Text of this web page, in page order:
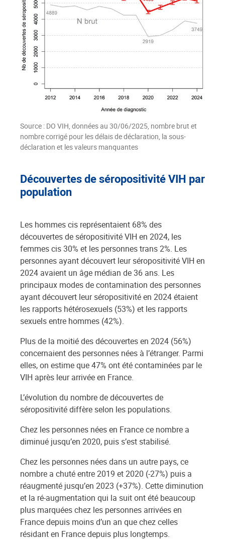
Source : DO VIH, données au 30/06/2025, nombre brut et
nombre corrigé pour les délais de déclaration, la sous-
déclaration et les valeurs manquantes
Découvertes de séropositivité VIH par
population
Les hommes cis représentaient 68% des
découvertes de séropositivité VIH en 2024, les
femmes cis 30% et les personnes trans 2%. Les
personnes ayant découvert leur séropositivité VIH en
2024 avaient un âge médian de 36 ans. Les
principaux modes de contamination des personnes
ayant découvert leur séropositivité en 2024 étaient
les rapports hétérosexuels (53%) et les rapports
sexuels entre hommes (42%).
Plus de la moitié des découvertes en 2024 (56%)
concernaient des personnes nées à l’étranger. Parmi
elles, on estime que 47% ont été contaminées par le
VIH après leur arrivée en France.
L’évolution du nombre de découvertes de
séropositivité diffère selon les populations.
Chez les personnes nées en France ce nombre a
diminué jusqu’en 2020, puis s’est stabilisé.
Chez les personnes nées dans un autre pays, ce
nombre a chuté entre 2019 et 2020 (-27%) puis a
réaugmenté jusqu’en 2023 (+37%). Cette diminution
et la ré-augmentation qui la suit ont été beaucoup
plus marquées chez les personnes arrivées en
France depuis moins d’un an que chez celles
résidant en France depuis plus longtemps.